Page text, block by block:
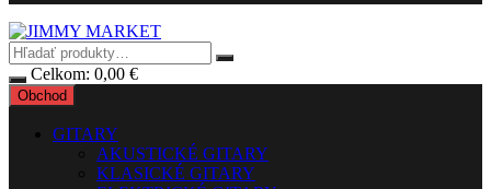
Celkom: 0,00 €
Obchod
GITARY
AKUSTICKÉ GITARY
KLASICKÉ GITARY